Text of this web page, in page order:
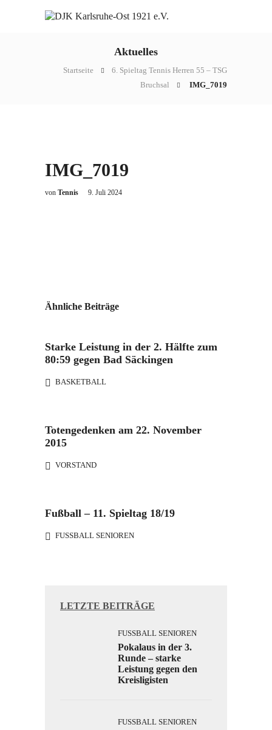
Aktuelles
Startseite
6. Spieltag Tennis Herren 55 – TSG
Bruchsal
IMG_7019
IMG_7019
von Tennis 9. Juli 2024
Ähnliche Beiträge
Starke Leistung in der 2. Hälfte zum
80:59 gegen Bad Säckingen
BASKETBALL
Totengedenken am 22. November
2015
VORSTAND
Fußball – 11. Spieltag 18/19
FUSSBALL SENIOREN
LETZTE BEITRÄGE
FUSSBALL SENIOREN
Pokalaus in der 3.
Runde – starke
Leistung gegen den
Kreisligisten
FUSSBALL SENIOREN